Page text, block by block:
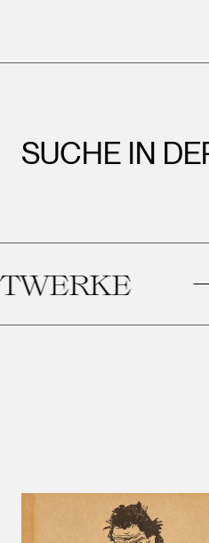
Leopold Museum,
SUCHE IN